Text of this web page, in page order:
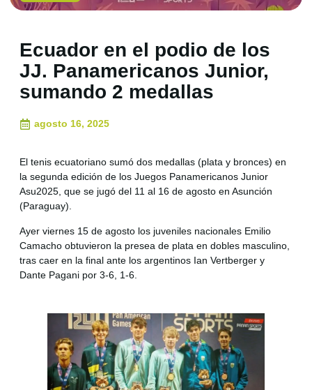
Ecuador en el podio de los
JJ. Panamericanos Junior,
sumando 2 medallas
agosto 16, 2025
El tenis ecuatoriano sumó dos medallas (plata y bronces) en
la segunda edición de los Juegos Panamericanos Junior
Asu2025, que se jugó del 11 al 16 de agosto en Asunción
(Paraguay).
Ayer viernes 15 de agosto los juveniles nacionales Emilio
Camacho obtuvieron la presea de plata en dobles masculino,
tras caer en la final ante los argentinos Ian Vertberger y
Dante Pagani por 3-6, 1-6.